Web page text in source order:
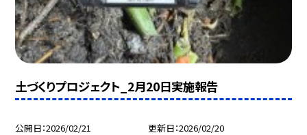
土づくりプロジェクト_2月20日実施報告
公開日 2026/02/21 更新日 2026/02/20